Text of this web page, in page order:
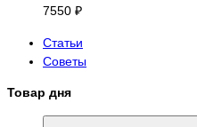
7550 ₽
Статьи
Советы
Товар дня